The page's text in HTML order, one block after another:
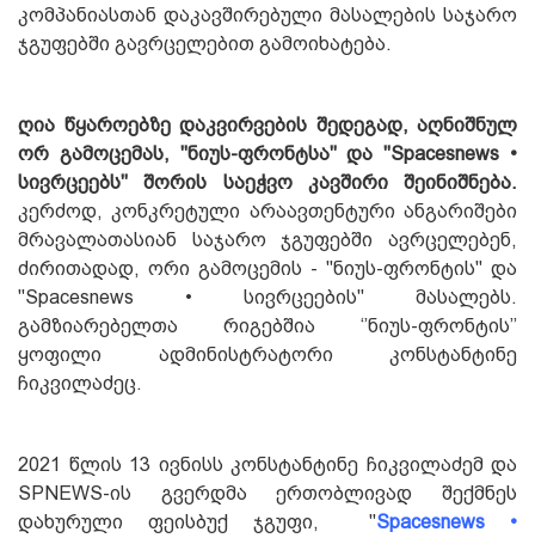
კომპანიასთან დაკავშირებული მასალების საჯარო
ჯგუფებში გავრცელებით გამოიხატება.
ღია წყაროებზე დაკვირვების შედეგად, აღნიშნულ
ორ გამოცემას, "ნიუს-ფრონტსა" და "Spacesnews •
სივრცეებს" შორის საეჭვო კავშირი შეინიშნება.
კერძოდ, კონკრეტული არაავთენტური ანგარიშები
მრავალათასიან საჯარო ჯგუფებში ავრცელებენ,
ძირითადად, ორი გამოცემის - "ნიუს-ფრონტის" და
"Spacesnews • სივრცეების" მასალებს.
გამზიარებელთა რიგებშია ‘’ნიუს-ფრონტის’’
ყოფილი ადმინისტრატორი კონსტანტინე
ჩიკვილაძეც.
2021 წლის 13 ივნისს კონსტანტინე ჩიკვილაძემ და
SPNEWS-ის გვერდმა ერთობლივად შექმნეს
დახურული ფეისბუქ ჯგუფი, "Spacesnews •